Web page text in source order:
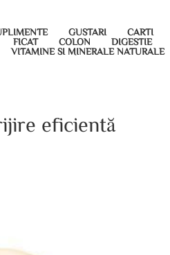
GUSTARI
CARTI
FICAT COLON
DIGESTIE
VITAMINE SI MINERALE NATURALE
eficientă